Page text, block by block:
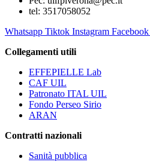
tel: 3517058052
Whatsapp Tiktok Instagram Facebook
Collegamenti utili
EFFEPIELLE Lab
CAF UIL
Patronato ITAL UIL
Fondo Perseo Sirio
ARAN
Contratti nazionali
Sanità pubblica